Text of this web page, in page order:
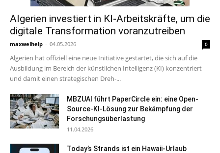
Algerien investiert in KI-Arbeitskräfte, um die
digitale Transformation voranzutreiben
maxwelhelp - 04.05.2026 0
Algerien hat offiziell eine neue Initiative gestartet, die sich auf die
Ausbildung im Bereich der künstlichen Intelligenz (KI) konzentriert
und damit einen strategischen Dreh-...
MBZUAI führt PaperCircle ein: eine Open-
Source-KI-Lösung zur Bekämpfung der
Forschungsüberlastung
11.04.2026
Today’s Strands ist ein Hawaii-Urlaub